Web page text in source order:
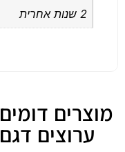
2 שנות אחרית
ערוצים דגם DS-9664NI-I16